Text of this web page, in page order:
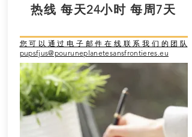
热线 每天24小时 每周7天
您可以通过电子邮件在线联系我们的团队
pupsfjus@pouruneplanetesansfrontieres.eu